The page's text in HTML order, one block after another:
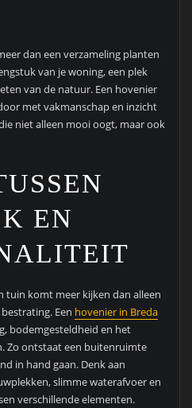
dan een verzameling planten
van je woning, een plek
van de natuur. Een hovenier
met vakmanschap en inzicht
niet alleen mooi oogt, maar ook
EN
tuin komt meer kijken dan alleen
Een hovenier in Breda
bodemgesteldheid en het
Zo ontstaat een buitenruimte
in hand gaan. Denk aan
slimme waterafvoer en
verschillende elementen.